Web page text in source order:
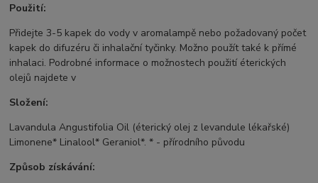
Použití:
Přidejte 3-5 kapek do vody v aromalampě nebo požadovaný počet
kapek do difuzéru či inhalační tyčinky. Možno použít také k přímé
inhalaci. Podrobné informace o možnostech použití éterických
olejů najdete v
Složení:
Lavandula Angustifolia Oil (éterický olej z levandule lékařské)
Limonene* Linalool* Geraniol*. * - přírodního původu
Způsob získávání: